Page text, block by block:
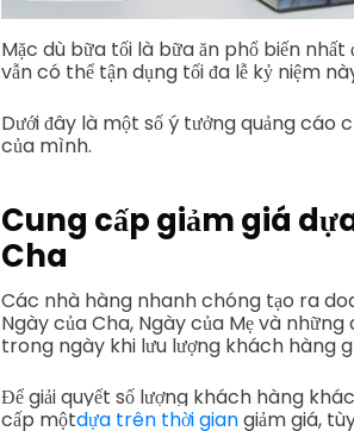
Mặc dù bữa tối là bữa ăn phổ biến
vẫn có thể tận dụng tối đa lễ kỷ niệm
Dưới đây là một số ý tưởng quảng
của mình.
Cung cấp giảm giá
Cha
Các nhà hàng nhanh chóng tạo ra
Ngày của Cha, Ngày của Mẹ và
trong ngày khi lưu lượng khách hàng
Để giải quyết số lượng khách hàng
cấp mộtdựa trên thời giangiảm giá,